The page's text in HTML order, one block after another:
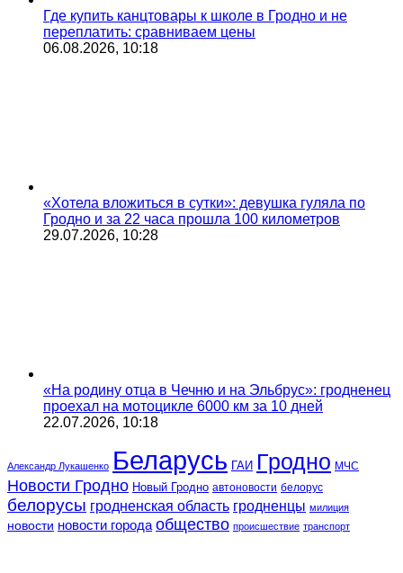
Где купить канцтовары к школе в Гродно и не
переплатить: сравниваем цены
06.08.2026, 10:18
«Хотела вложиться в сутки»: девушка гуляла по
Гродно и за 22 часа прошла 100 километров
29.07.2026, 10:28
«На родину отца в Чечню и на Эльбрус»: гродненец
проехал на мотоцикле 6000 км за 10 дней
22.07.2026, 10:18
Александр Лукашенко Беларусь ГАИ Гродно МЧС
Новости Гродно Новый Гродно автоновости белорус
белорусы гродненская область гродненцы милиция
новости новости города общество происшествие транспорт